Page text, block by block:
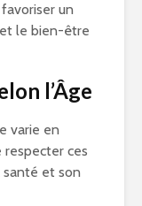
un
le bien-être
l’Âge
varie en
respecter ces
santé et son